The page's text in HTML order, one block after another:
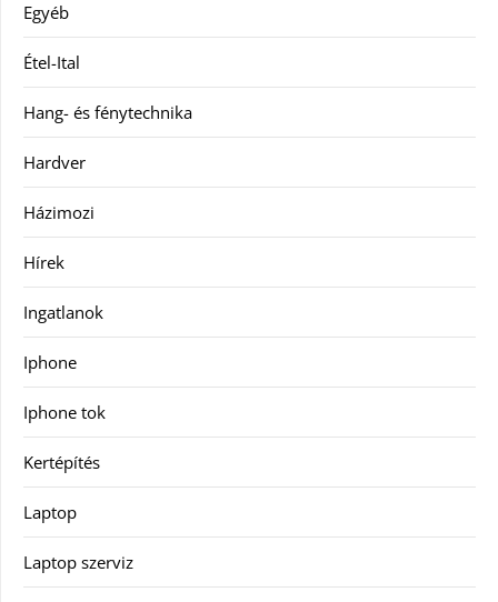
Egyéb
Étel-Ital
Hang- és fénytechnika
Hardver
Házimozi
Hírek
Ingatlanok
Iphone
Iphone tok
Kertépítés
Laptop
Laptop szerviz